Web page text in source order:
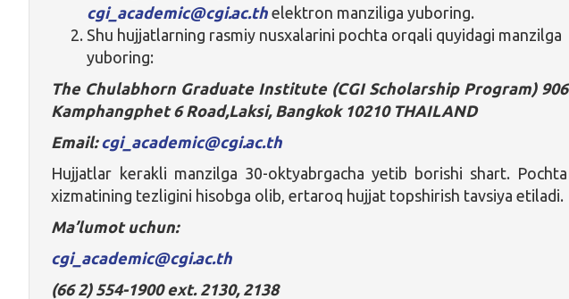
cgi_academic@cgi.ac.th elektron manziliga yuboring.
Shu hujjatlarning rasmiy nusxalarini pochta orqali quyidagi manzilga
yuboring:
The Chulabhorn Graduate Institute (CGI Scholarship Program) 906
Kamphangphet 6 Road,Laksi, Bangkok 10210 THAILAND
Email:cgi_academic@cgi.ac.th
Hujjatlar kerakli manzilga 30-oktyabrgacha yetib borishi shart. Pochta
xizmatining tezligini hisobga olib, ertaroq hujjat topshirish tavsiya etiladi.
Ma’lumot uchun:
cgi_academic@cgi.ac.th
(66 2) 554-1900 ext. 2130, 2138